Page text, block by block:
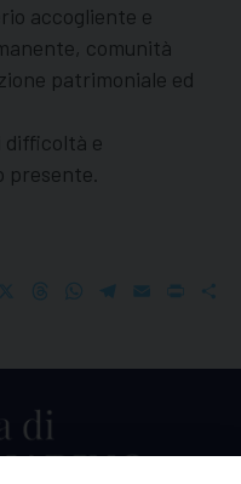
accogliente e
comunità
patrimoniale ed
difficoltà e
presente.
ThreadsWhatsApp
Telegram
EmailPrint